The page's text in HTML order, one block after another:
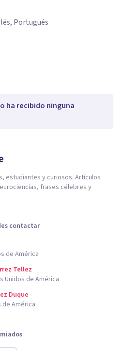
Portugués
ha recibido ninguna
estudiantes y curiosos. Artículos
frases célebres y
contactar
de América
Tellez
Unidos de América
Duque
de América